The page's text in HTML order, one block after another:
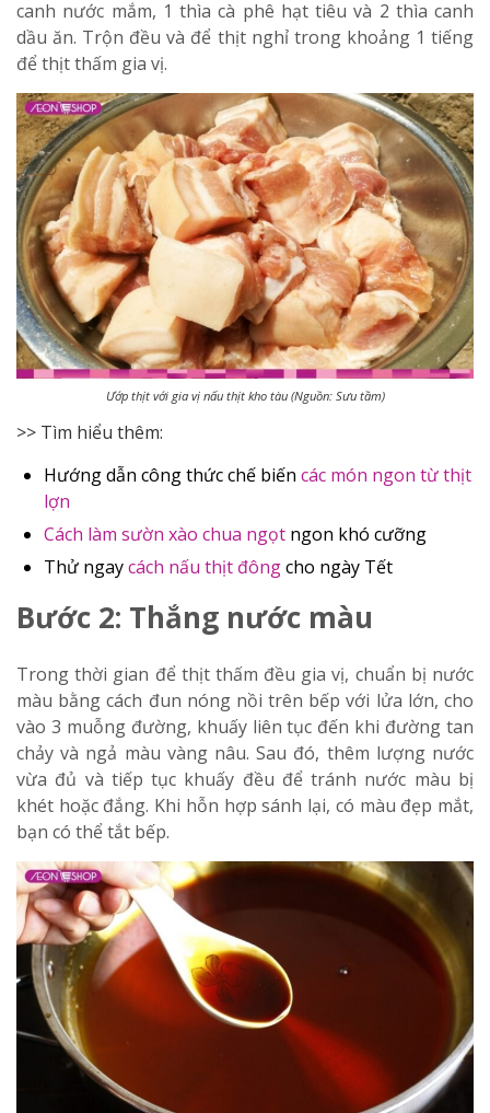
canh nước mắm, 1 thìa cà phê hạt tiêu và 2 thìa canh
dầu ăn. Trộn đều và để thịt nghỉ trong khoảng 1 tiếng
để thịt thấm gia vị.
Ướp thịt với gia vị nấu thịt kho tàu (Nguồn: Sưu tầm)
>> Tìm hiểu thêm:
Hướng dẫn công thức chế biến các món ngon từ thịt
lợn
Cách làm sườn xào chua ngọt ngon khó cưỡng
Thử ngaycách nấu thịt đôngcho ngày Tết
Bước 2: Thắng nước màu
Trong thời gian để thịt thấm đều gia vị, chuẩn bị nước
màu bằng cách đun nóng nồi trên bếp với lửa lớn, cho
vào 3 muỗng đường, khuấy liên tục đến khi đường tan
chảy và ngả màu vàng nâu. Sau đó, thêm lượng nước
vừa đủ và tiếp tục khuấy đều để tránh nước màu bị
khét hoặc đắng. Khi hỗn hợp sánh lại, có màu đẹp mắt,
bạn có thể tắt bếp.